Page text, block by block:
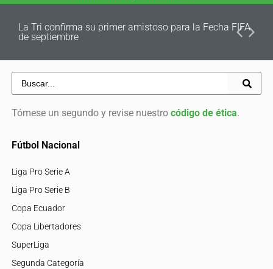
La Tri confirma su primer amistoso para la Fecha FIFA
de septiembre
Tómese un segundo y revise nuestro código de ética.
Fútbol Nacional
Liga Pro Serie A
Liga Pro Serie B
Copa Ecuador
Copa Libertadores
SuperLiga
Segunda Categoría